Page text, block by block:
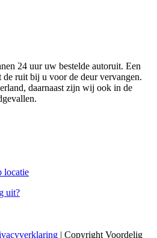
24 uur uw bestelde autoruit. Een
ruit bij u voor de deur vervangen.
daarnaast zijn wij ook in de
locatie
uit?
| Copyright Voordelig